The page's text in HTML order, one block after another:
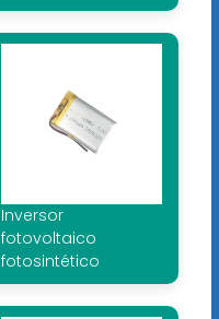
Inversor
fotovoltaico
fotosintético